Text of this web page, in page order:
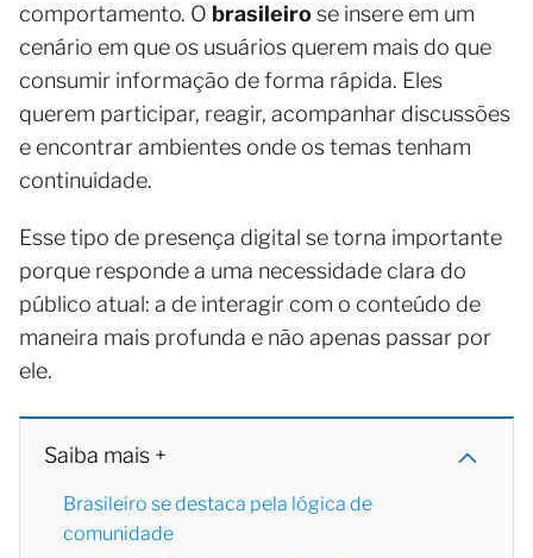
comportamento. O brasileirose insere em um
cenário em que os usuários querem mais do que
consumir informação de forma rápida. Eles
querem participar, reagir, acompanhar discussões
e encontrar ambientes onde os temas tenham
continuidade.
Esse tipo de presença digital se torna importante
porque responde a uma necessidade clara do
público atual: a de interagir com o conteúdo de
maneira mais profunda e não apenas passar por
ele.
Saiba mais +
Brasileiro se destaca pela lógica de
comunidade